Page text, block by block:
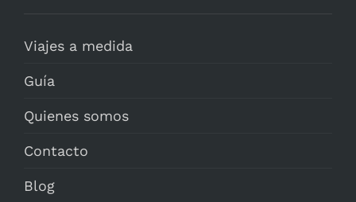
Viajes a medida
Guía
Quienes somos
Contacto
Blog